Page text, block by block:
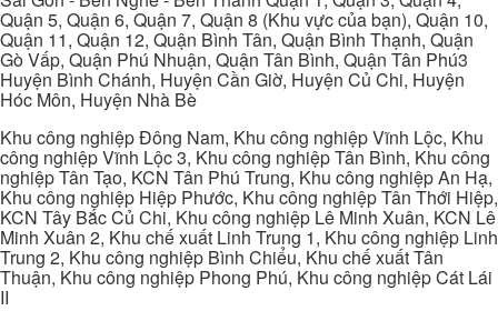
Quận 5, Quận 6, Quận 7, Quận 8 (Khu vực của bạn), Quận 10,
Quận 11, Quận 12, Quận Bình Tân, Quận Bình Thạnh, Quận
Gò Vấp, Quận Phú Nhuận, Quận Tân Bình, Quận Tân Phú3
Huyện Bình Chánh, Huyện Cần Giờ, Huyện Củ Chi, Huyện
Hóc Môn, Huyện Nhà Bè
Khu công nghiệp Đông Nam, Khu công nghiệp Vĩnh Lộc, Khu
công nghiệp Vĩnh Lộc 3, Khu công nghiệp Tân Bình, Khu công
nghiệp Tân Tạo, KCN Tân Phú Trung, Khu công nghiệp An Hạ,
Khu công nghiệp Hiệp Phước, Khu công nghiệp Tân Thới Hiệp,
KCN Tây Bắc Củ Chi, Khu công nghiệp Lê Minh Xuân, KCN Lê
Minh Xuân 2, Khu chế xuất Linh Trung 1, Khu công nghiệp Linh
Trung 2, Khu công nghiệp Bình Chiểu, Khu chế xuất Tân
Thuận, Khu công nghiệp Phong Phú, Khu công nghiệp Cát Lái
II